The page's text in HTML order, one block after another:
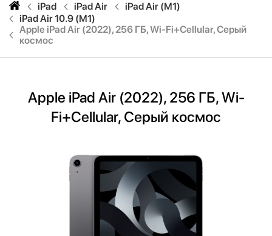
iPad iPad Air
iPad Air (M1)
iPad Air 10.9 (M1)
Apple iPad Air (2022), 256 ГБ, Wi-Fi+Cellular, Серый
космос
Apple iPad Air (2022), 256 ГБ, Wi-
Fi+Cellular, Серый космос